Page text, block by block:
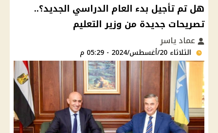
هل تم تأجيل بدء العام الدراسي الجديد؟..
تصريحات جديدة من وزير التعليم
عماد ياسر
الثلاثاء 20/أغسطس/2024 - 05:29 م